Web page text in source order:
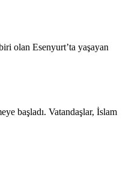
olan Esenyurt’ta yaşayan
başladı. Vatandaşlar, İslam